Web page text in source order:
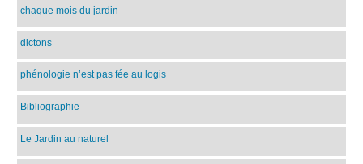
chaque mois du jardin
dictons
phénologie n’est pas fée au logis
Bibliographie
Le Jardin au naturel